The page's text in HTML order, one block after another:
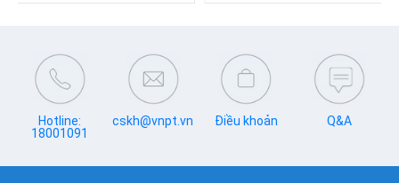
Hotline:
18001091
cskh@vnpt.vn Điều khoản Q&A